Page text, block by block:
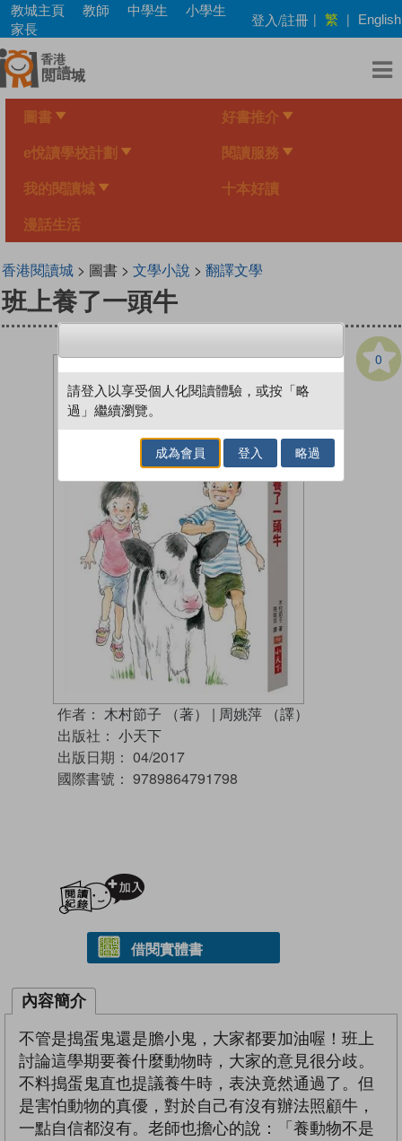
Skip
main
content
教城主頁 教師 中學生
小學生
家長
登入/註冊 | 繁 | English
圖書 好書推介
e悅讀學校計劃 閱讀服務
我的閱讀城 十本好讀
漫話生活
香港閱讀城> 圖書 > 文學小說 > 翻譯文學
班上養了一頭牛
0
作者： 木村節子 （著） | 周姚萍 （譯）
出版社： 小天下
出版日期： 04/2017
國際書號： 9789864791798
借閱實體書
內容簡介
不管是搗蛋鬼還是膽小鬼，大家都要加油喔！班上
討論這學期要養什麼動物時，大家的意見很分歧。
不料搗蛋鬼直也提議養牛時，表決竟然通過了。但
是害怕動物的真優，對於自己有沒有辦法照顧牛，
一點自信都沒有。老師也擔心的說：「養動物不是
請登入以享受個人化閱讀體驗，或按「略
過」繼續瀏覽。
成為會員 登入 略過